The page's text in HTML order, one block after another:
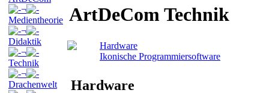
¬
Medientheorie
¬
Didaktik
¬
Technik
¬
Drachenwelt
ArtDeCom Technik
Hardware
Ikonische Programmiersoftware
Hardware